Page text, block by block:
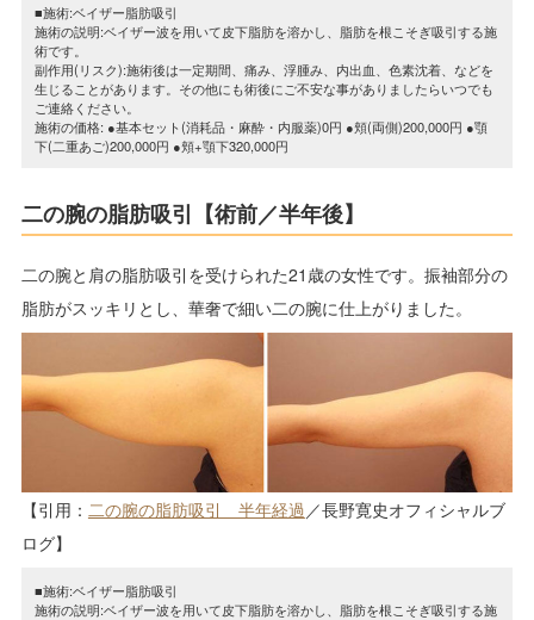
■施術:ベイザー脂肪吸引
施術の説明:ベイザー波を用いて皮下脂肪を溶かし、脂肪を根こそぎ吸引する施
術です。
副作用(リスク):施術後は一定期間、痛み、浮腫み、内出血、色素沈着、などを
生じることがあります。その他にも術後にご不安な事がありましたらいつでも
ご連絡ください。
施術の価格: ●基本セット(消耗品・麻酔・内服薬)0円 ●頬(両側)200,000円 ●顎
下(二重あご)200,000円 ●頬+顎下320,000円
二の腕の脂肪吸引【術前／半年後】
二の腕と肩の脂肪吸引を受けられた21歳の女性です。振袖部分の
脂肪がスッキリとし、華奢で細い二の腕に仕上がりました。
【引用： 二の腕の脂肪吸引 半年経過／長野寛史オフィシャルブ
ログ】
■施術:ベイザー脂肪吸引
施術の説明:ベイザー波を用いて皮下脂肪を溶かし、脂肪を根こそぎ吸引する施